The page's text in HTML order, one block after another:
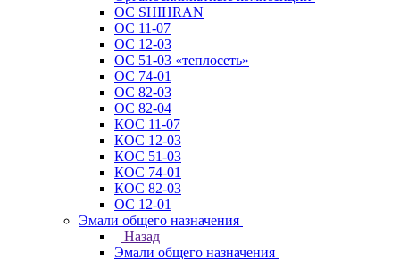
ОС SHIHRAN
ОС 11-07
ОС 12-03
ОС 51-03 «теплосеть»
ОС 74-01
ОС 82-03
ОС 82-04
КОС 11-07
КОС 12-03
КОС 51-03
КОС 74-01
КОС 82-03
ОС 12-01
Эмали общего назначения
Назад
Эмали общего назначения